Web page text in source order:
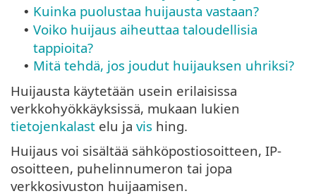
• Kuinka puolustaa huijausta vastaan?
• Voiko huijaus aiheuttaa taloudellisia
tappioita?
• Mitä tehdä, jos joudut huijauksen uhriksi?
Huijausta käytetään usein erilaisissa
verkkohyökkäyksissä, mukaan lukien
tietojenkalast elu ja vis hing.
Huijaus voi sisältää sähköpostiosoitteen, IP-
osoitteen, puhelinnumeron tai jopa
verkkosivuston huijaamisen.